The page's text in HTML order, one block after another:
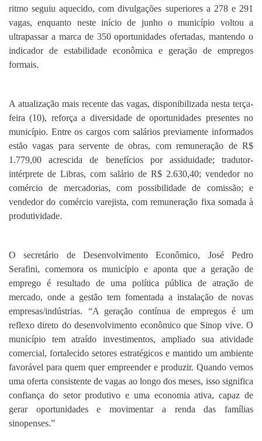
ritmo seguiu aquecido, com divulgações superiores a 278 e 291
vagas, enquanto neste início de junho o município voltou a
ultrapassar a marca de 350 oportunidades ofertadas, mantendo o
indicador de estabilidade econômica e geração de empregos
formais.
A atualização mais recente das vagas, disponibilizada nesta terça-
feira (10), reforça a diversidade de oportunidades presentes no
município. Entre os cargos com salários previamente informados
estão vagas para servente de obras, com remuneração de R$
1.779,00 acrescida de benefícios por assiduidade; tradutor-
intérprete de Libras, com salário de R$ 2.630,40; vendedor no
comércio de mercadorias, com possibilidade de comissão; e
vendedor do comércio varejista, com remuneração fixa somada à
produtividade.
O secretário de Desenvolvimento Econômico, José Pedro
Serafini, comemora os município e aponta que a geração de
emprego é resultado de uma política pública de atração de
mercado, onde a gestão tem fomentada a instalação de novas
empresas/indústrias. “A geração contínua de empregos é um
reflexo direto do desenvolvimento econômico que Sinop vive. O
município tem atraído investimentos, ampliado sua atividade
comercial, fortalecido setores estratégicos e mantido um ambiente
favorável para quem quer empreender e produzir. Quando vemos
uma oferta consistente de vagas ao longo dos meses, isso significa
confiança do setor produtivo e uma economia ativa, capaz de
gerar oportunidades e movimentar a renda das famílias
sinopenses.”